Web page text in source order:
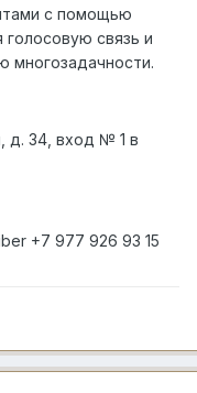
с помощью
голосовую связь и
многозадачности.
д. 34, вход № 1 в
+7 977 926 93 15